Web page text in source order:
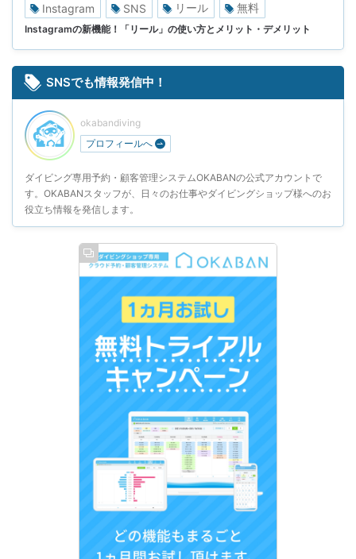
Instagram SNS リール 無料
Instagramの新機能！「リール」の使い方とメリット・デメリット
SNSでも情報発信中！
okabandiving
プロフィールへ
ダイビング専用予約・顧客管理システムOKABANの公式アカウントで
す。OKABANスタッフが、日々のお仕事やダイビングショップ様へのお
役立ち情報を発信します。